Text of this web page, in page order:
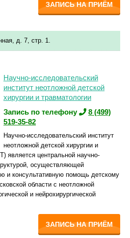
ЗАПИСЬ НА ПРИЁМ
д. 7, стр. 1.
Научно-исследовательский
институт неотложной детской
хирургии и травматологии
Запись по телефону
8 (499)
519-35-82
Научно-исследовательский институт
неотложной детской хирургии и
является центральной научно-
осуществляющей
и консультативную помощь детскому
области с неотложной
и нейрохирургической
ЗАПИСЬ НА ПРИЁМ